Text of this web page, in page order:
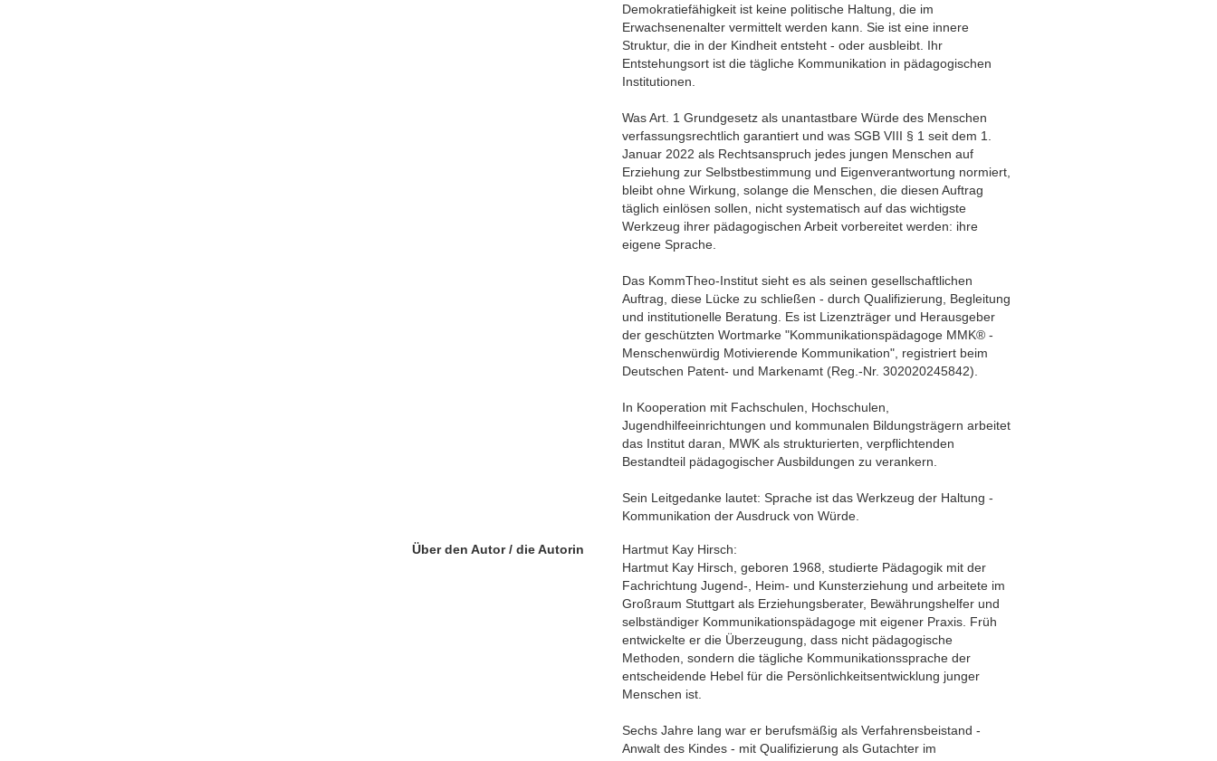
Demokratiefähigkeit ist keine politische Haltung, die im
Erwachsenenalter vermittelt werden kann. Sie ist eine innere
Struktur, die in der Kindheit entsteht - oder ausbleibt. Ihr
Entstehungsort ist die tägliche Kommunikation in pädagogischen
Institutionen.
Was Art. 1 Grundgesetz als unantastbare Würde des Menschen
verfassungsrechtlich garantiert und was SGB VIII § 1 seit dem 1.
Januar 2022 als Rechtsanspruch jedes jungen Menschen auf
Erziehung zur Selbstbestimmung und Eigenverantwortung normiert,
bleibt ohne Wirkung, solange die Menschen, die diesen Auftrag
täglich einlösen sollen, nicht systematisch auf das wichtigste
Werkzeug ihrer pädagogischen Arbeit vorbereitet werden: ihre
eigene Sprache.
Das KommTheo-Institut sieht es als seinen gesellschaftlichen
Auftrag, diese Lücke zu schließen - durch Qualifizierung, Begleitung
und institutionelle Beratung. Es ist Lizenzträger und Herausgeber
der geschützten Wortmarke "Kommunikationspädagoge MMK® -
Menschenwürdig Motivierende Kommunikation", registriert beim
Deutschen Patent- und Markenamt (Reg.-Nr. 302020245842).
In Kooperation mit Fachschulen, Hochschulen,
Jugendhilfeeinrichtungen und kommunalen Bildungsträgern arbeitet
das Institut daran, MWK als strukturierten, verpflichtenden
Bestandteil pädagogischer Ausbildungen zu verankern.
Sein Leitgedanke lautet: Sprache ist das Werkzeug der Haltung -
Kommunikation der Ausdruck von Würde.
Über den Autor / die Autorin
Hartmut Kay Hirsch:
Hartmut Kay Hirsch, geboren 1968, studierte Pädagogik mit der
Fachrichtung Jugend-, Heim- und Kunsterziehung und arbeitete im
Großraum Stuttgart als Erziehungsberater, Bewährungshelfer und
selbständiger Kommunikationspädagoge mit eigener Praxis. Früh
entwickelte er die Überzeugung, dass nicht pädagogische
Methoden, sondern die tägliche Kommunikationssprache der
entscheidende Hebel für die Persönlichkeitsentwicklung junger
Menschen ist.
Sechs Jahre lang war er berufsmäßig als Verfahrensbeistand -
Anwalt des Kindes - mit Qualifizierung als Gutachter im